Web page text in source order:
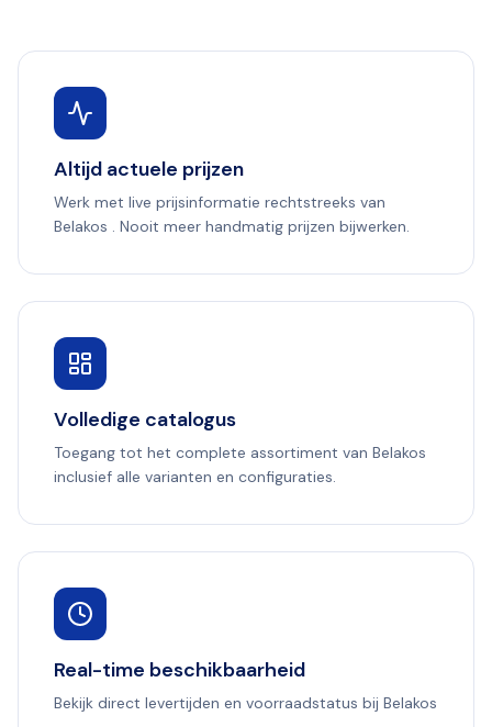
Altijd actuele prijzen
Werk met live prijsinformatie rechtstreeks van
Belakos . Nooit meer handmatig prijzen bijwerken.
Volledige catalogus
Toegang tot het complete assortiment van Belakos
inclusief alle varianten en configuraties.
Real-time beschikbaarheid
Bekijk direct levertijden en voorraadstatus bij Belakos